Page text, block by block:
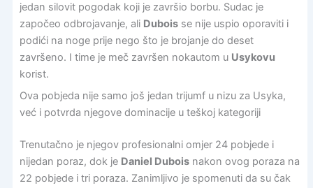
jedan silovit pogodak koji je završio borbu. Sudac je
započeo odbrojavanje, ali Duboisse nije uspio oporaviti i
podići na noge prije nego što je brojanje do deset
završeno. I time je meč završen nokautom u Usykovu
korist.
Ova pobjeda nije samo još jedan trijumf u nizu za Usyka,
već i potvrda njegove dominacije u teškoj kategoriji
Trenutačno je njegov profesionalni omjer 24 pobjede i
nijedan poraz, dok je Daniel Duboisnakon ovog poraza na
22 pobjede i tri poraza. Zanimljivo je spomenuti da su čak